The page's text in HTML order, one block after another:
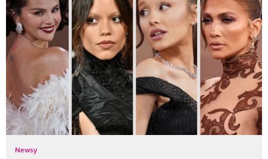
Newsy